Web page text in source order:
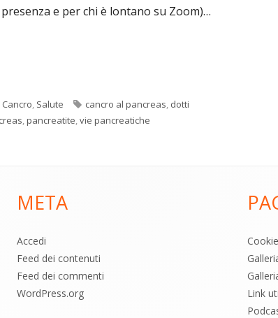
e per chi è lontano su Zoom)…
Cancro, Salute Tag
cancro al pancreas, dotti
,pancreatite,vie pancreatiche
META
Accedi
Feed dei contenuti
Feed dei commenti
WordPress.org
Link